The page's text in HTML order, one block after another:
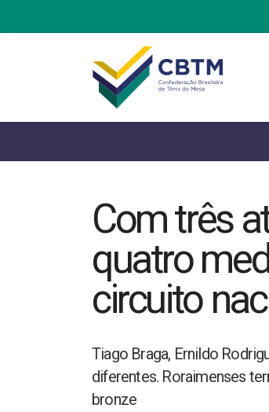
Com três
quatro
circuito
Tiago Braga, Ernildo
diferentes. Roraimenses
bronze